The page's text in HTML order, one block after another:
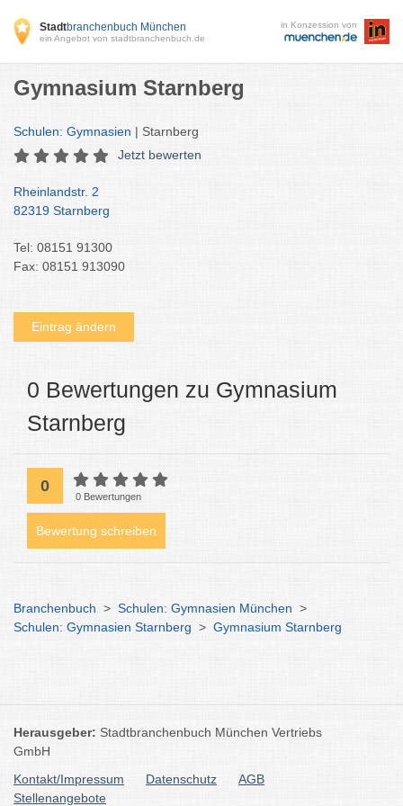
Stadtbranchenbuch München
ein Angebot von stadtbranchenbuch.de
in Konzession von
Gymnasium Starnberg
Schulen: Gymnasien | Starnberg
Jetzt bewerten
Rheinlandstr. 2
82319 Starnberg
Tel: 08151 91300
Fax: 08151 913090
Eintrag ändern
0 Bewertungen zu Gymnasium
Starnberg
0
0 Bewertungen
Bewertung schreiben
Branchenbuch > Schulen: Gymnasien München >
Schulen: Gymnasien Starnberg > Gymnasium Starnberg
Herausgeber: Stadtbranchenbuch München Vertriebs
GmbH
Kontakt/Impressum
Datenschutz
AGB
Stellenangebote